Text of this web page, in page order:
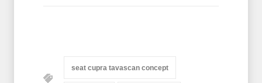
seat cupra tavascan concept